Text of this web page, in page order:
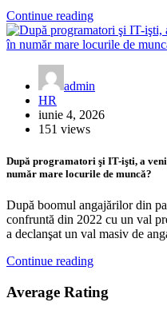
Continue reading
admin
HR
iunie 4, 2026
151 views
După programatori şi IT-işti, a
număr mare locurile de muncă?
După boomul angajărilor din
con­fruntă din 2022 cu un val
a de­clanşat un val masiv de
Continue reading
Average Rating